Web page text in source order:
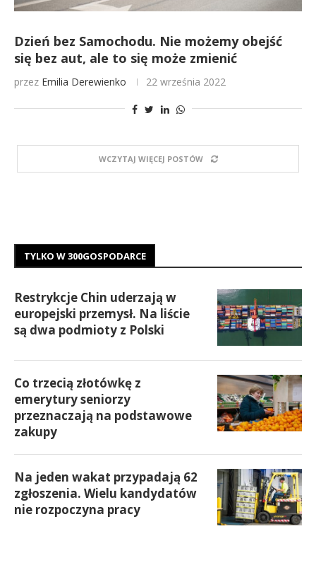
Dzień bez Samochodu. Nie możemy obejść
się bez aut, ale to się może zmienić
przez Emilia Derewienko 22 września 2022
WCZYTAJ WIĘCEJ POSTÓW
TYLKO W 300GOSPODARCE
Restrykcje Chin uderzają w
europejski przemysł. Na liście
są dwa podmioty z Polski
Co trzecią złotówkę z
emerytury seniorzy
przeznaczają na podstawowe
zakupy
Na jeden wakat przypadają 62
zgłoszenia. Wielu kandydatów
nie rozpoczyna pracy